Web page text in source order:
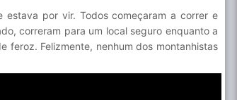
por vir. Todos começaram a correr e
correram para um local seguro enquanto a
feroz. Felizmente, nenhum dos montanhistas